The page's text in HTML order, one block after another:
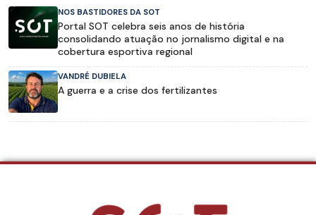
NOS BASTIDORES DA SOT
Portal SOT celebra seis anos de história
consolidando atuação no jornalismo digital e na
cobertura esportiva regional
VANDRÉ DUBIELA
A guerra e a crise dos fertilizantes